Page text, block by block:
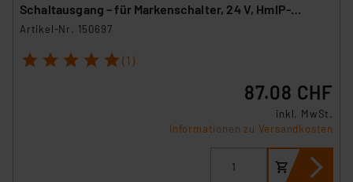
Schaltausgang – für Markenschalter, 24 V, HmIP-
BWTH24
Artikel-Nr. 150697
1 2 3 4 5 (1)
87.08 CHF
inkl. MwSt.
Informationen zu Versandkosten